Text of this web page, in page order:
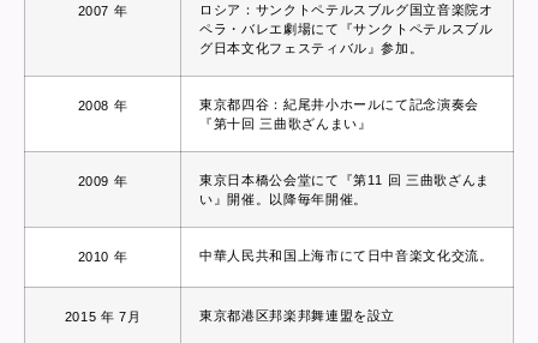
2007 年
ロシア：サンクトペテルスブルグ国立音楽院オ
ペラ・バレエ劇場にて『サンクトペテルスブル
グ日本文化フェスティバル』参加。
2008 年
東京都四谷：紀尾井小ホールにて記念演奏会
『第十回 三曲歌ざんまい』
2009 年
東京日本橋公会堂にて『第11 回 三曲歌ざんま
い』開催。以降毎年開催。
2010 年 中華人民共和国上海市にて日中音楽文化交流。
2015 年 7月 東京都港区邦楽邦舞連盟を設立